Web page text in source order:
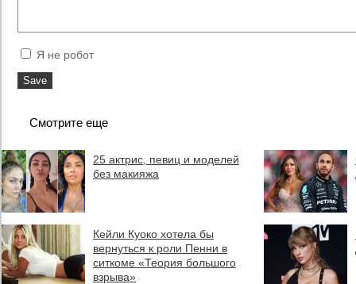
Я не робот
Смотрите еще
25 актрис, певиц и моделей
без макияжа
Кейли Куоко хотела бы
вернуться к роли Пенни в
ситкоме «Теория большого
взрыва»